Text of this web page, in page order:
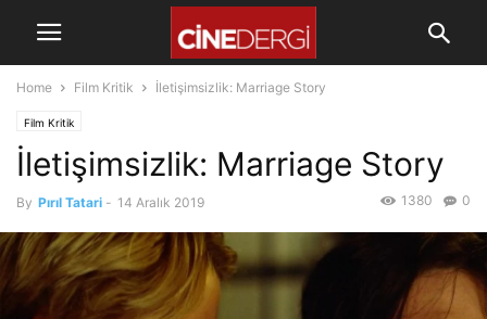
Home Film Kritik İletişimsizlik: Marriage Story
Film Kritik
İletişimsizlik: Marriage Story
By Pırıl Tatari - 14 Aralık 2019 0
1380